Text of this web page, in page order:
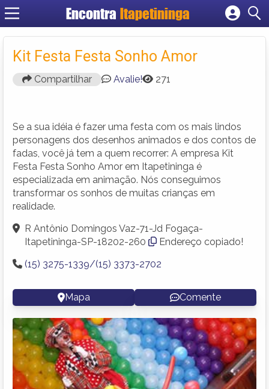
Encontra Itapetininga
Cadastrar empresa
Criar conta
Kit Festa Festa Sonho Amor
Compartilhar Avalie! 271
Se a sua idéia é fazer uma festa com os mais lindos
personagens dos desenhos animados e dos contos de
fadas, você já tem a quem recorrer: A empresa Kit
Festa Festa Sonho Amor em Itapetininga é
especializada em animação. Nós conseguimos
transformar os sonhos de muitas crianças em
realidade.
R Antônio Domingos Vaz-71-Jd Fogaça-
Itapetininga-SP-18202-260
Endereço copiado!
(15) 3275-1339/(15) 3373-2702
Mapa Comente